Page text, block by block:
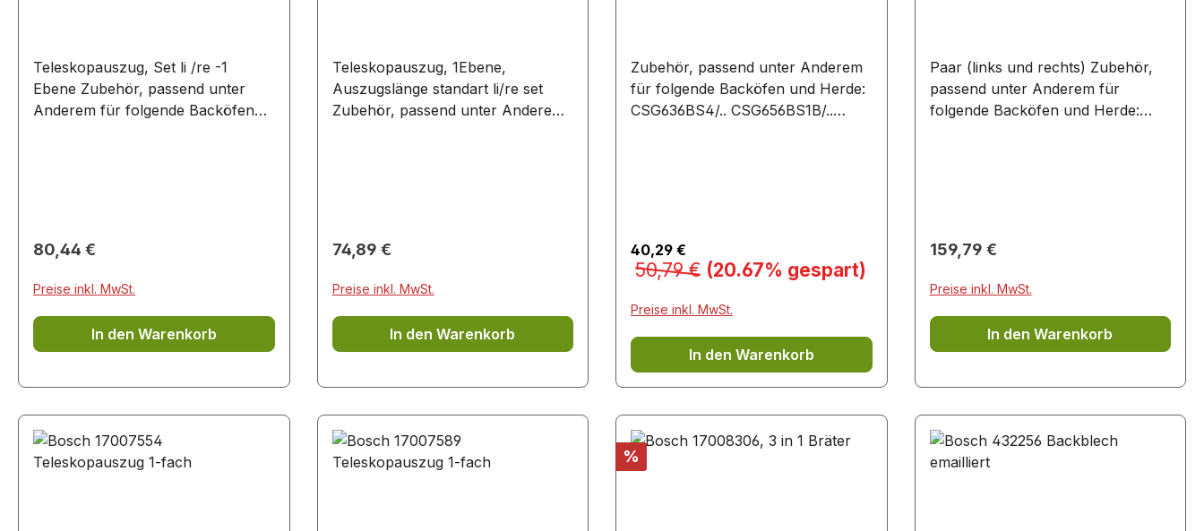
Teleskopauszug, Set li /re -1
Ebene Zubehör, passend unter
Anderem für folgende Backöfen
HSB738257I/.. HSB738357A/..
HSB738357M/.. HSB838357A/..
HSG738257I/.. HSG738357M/..
VBC5540S0/.. VBC554FS0/..
VBC5580S0/.. VBC578FS0/..
VBD5780S0/.. VBD578FS0/..
VGD553FB0/.. VGD553FR0/..
Regulärer Preis:
80,44 €
Preise inkl. MwSt.
In den Warenkorb
Teleskopauszug, 1Ebene,
Auszugslänge standart li/re set
Zubehör, passend unter Anderem
HSG736257M/.. HSG738257I/..
HSG738357M/.. VBC5580S0/..
VBD554FS0/.. VBD5780S0/..
Regulärer Preis:
74,89 €
Preise inkl. MwSt.
In den Warenkorb
Zubehör, passend unter Anderem
für folgende Backöfen und Herde:
CSG636BS4/.. CSG656BS1B/..
CSG936DB1/.. CSG958DB1/..
CSG958DD1/.. HSG616BS1/..
HSG636BB1/.. HSG636BS1/..
HSG636ES1C/.. HSG636ES1W/..
HSG636XS6/.. HSG656EW1W/..
HSG656RS1/.. HSG656XB6A/..
HSG656XS1/.. HSG656XS7W/..
HSG7261B1/.. HSG7361B1/..
HSG7361W1/.. HSG7364B1/..
HSG7364B1B/.. HSG738DB1/..
Verkaufspreis:
40,29 €
Regulärer Preis:
50,79 € (20.67% gespart)
Preise inkl. MwSt.
In den Warenkorb
Paar (links und rechts) Zubehör,
passend unter Anderem für
folgende Backöfen und Herde:
Regulärer Preis:
159,79 €
Preise inkl. MwSt.
In den Warenkorb
Rabatt
%